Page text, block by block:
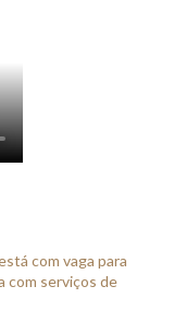
com vaga para
com serviços de